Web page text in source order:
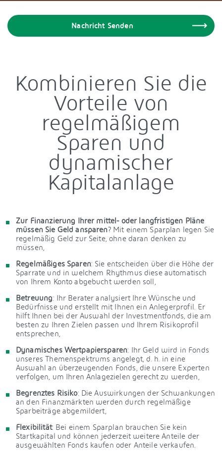
Nachricht Senden
Kombinieren Sie die
Vorteile von
regelmäßigem
Sparen und
dynamischer
Kapitalanlage
Zur Finanzierung Ihrer mittel- oder langfristigen Pläne
müssen Sie Geld ansparen? Mit einem Sparplan legen Sie
regelmäßig Geld zur Seite, ohne daran denken zu
müssen,
Regelmäßiges Sparen: Sie entscheiden über die Höhe der
Sparrate und in welchem Rhythmus diese automatisch
von Ihrem Konto abgebucht werden soll,
Betreuung: Ihr Berater analysiert Ihre Wünsche und
Bedürfnisse und erstellt mit Ihnen ein Anlegerprofil. Er
hilft Ihnen bei der Auswahl der Investmentfonds, die am
besten zu Ihren Zielen passen und Ihrem Risikoprofil
entsprechen,
Dynamisches Wertpapiersparen: Ihr Geld wird in Fonds
unseres Themenspektrums angelegt, d. h. in eine
Auswahl an überzeugenden Fonds, die unsere Experten
verfolgen, um Ihren Anlagezielen gerecht zu werden,
Begrenztes Risiko: Die Auswirkungen der Schwankungen
an den Finanzmärkten werden durch regelmäßige
Sparbeiträge abgemildert,
Flexibilität: Bei einem Sparplan brauchen Sie kein
Startkapital und können jederzeit weitere Anteile der
ausgewählten Fonds kaufen oder Anteile verkaufen.